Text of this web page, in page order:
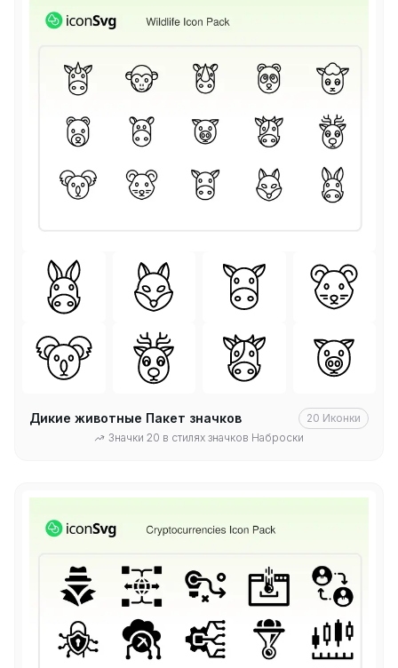
Дикие животные Пакет значков 20 Иконки
Значки 20 в стилях значков Наброски